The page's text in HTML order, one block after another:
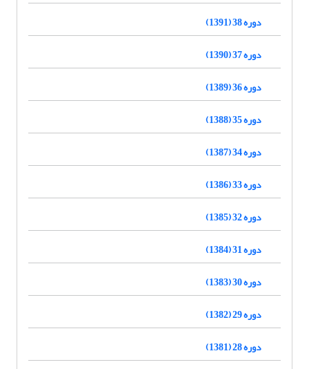
دوره 38 (1391)
دوره 37 (1390)
دوره 36 (1389)
دوره 35 (1388)
دوره 34 (1387)
دوره 33 (1386)
دوره 32 (1385)
دوره 31 (1384)
دوره 30 (1383)
دوره 29 (1382)
دوره 28 (1381)